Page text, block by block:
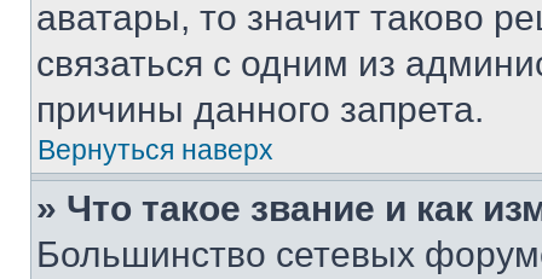
аватары, то значит таково
связаться с одним из
причины данного запрета.
Вернуться наверх
» Что такое звание и как
Большинство сетевых